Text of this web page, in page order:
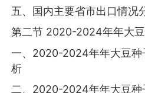
五、国内主要省市出口情况
第二节 2020-2024年年大
一、2020-2024年年大豆种
析
二、2020-2024年年大豆种